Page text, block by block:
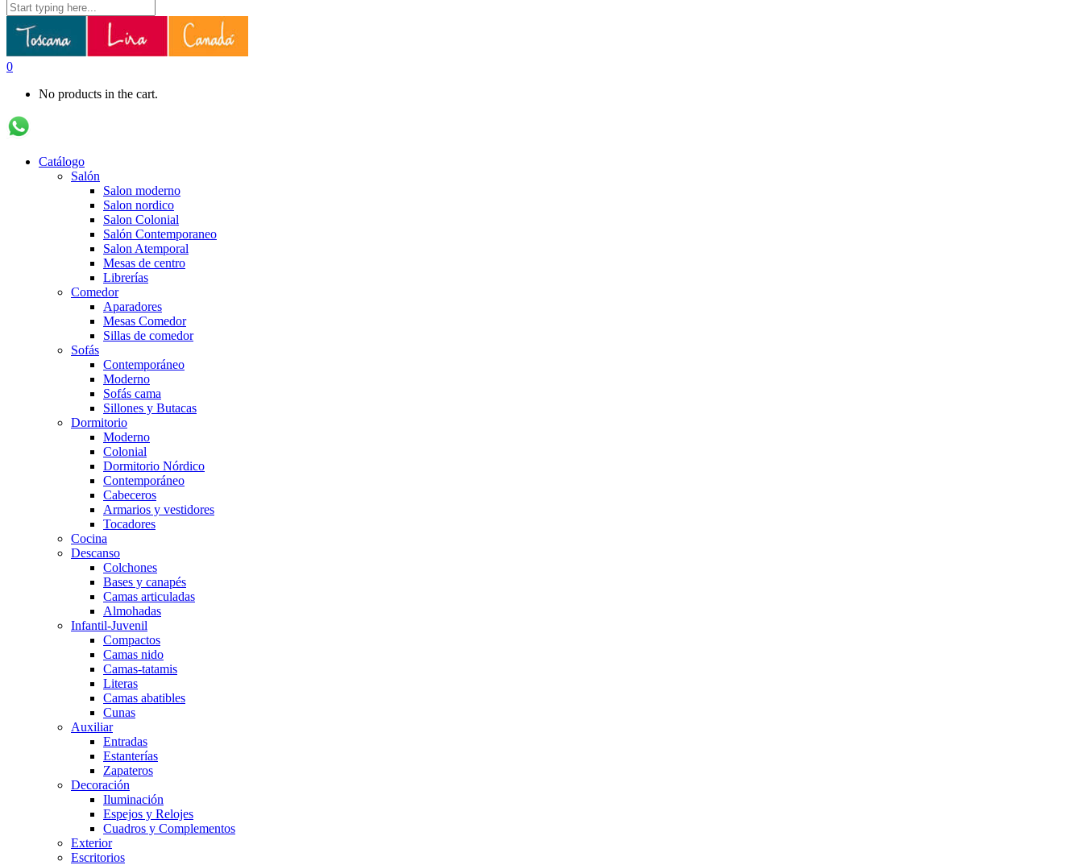
0
No products in the cart.
Catálogo
Salón
Salon moderno
Salon nordico
Salon Colonial
Salón Contemporaneo
Salon Atemporal
Mesas de centro
Librerías
Comedor
Aparadores
Mesas Comedor
Sillas de comedor
Sofás
Contemporáneo
Moderno
Sofás cama
Sillones y Butacas
Dormitorio
Moderno
Colonial
Dormitorio Nórdico
Contemporáneo
Cabeceros
Armarios y vestidores
Tocadores
Cocina
Descanso
Colchones
Bases y canapés
Camas articuladas
Almohadas
Infantil-Juvenil
Compactos
Camas nido
Camas-tatamis
Literas
Camas abatibles
Cunas
Auxiliar
Entradas
Estanterías
Zapateros
Decoración
Iluminación
Espejos y Relojes
Cuadros y Complementos
Exterior
Escritorios